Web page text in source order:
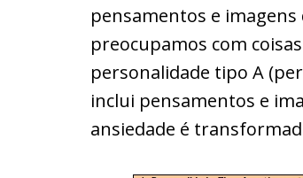
pensamentos e
preocupamos com
personalidade tipo A
inclui pensamentos e
ansiedade é